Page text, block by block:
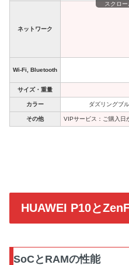
ネットワーク
Wi-Fi, Bluetooth
サイズ・重量
カラー ダズリングブ
その他 VIPサービス：ご購入日
スクロ
HUAWEI P10と
SoCとRAMの性能